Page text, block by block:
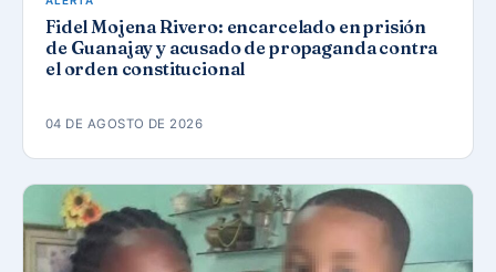
Fidel Mojena Rivero: encarcelado en prisión
de Guanajay y acusado de propaganda contra
el orden constitucional
04 DE AGOSTO DE 2026